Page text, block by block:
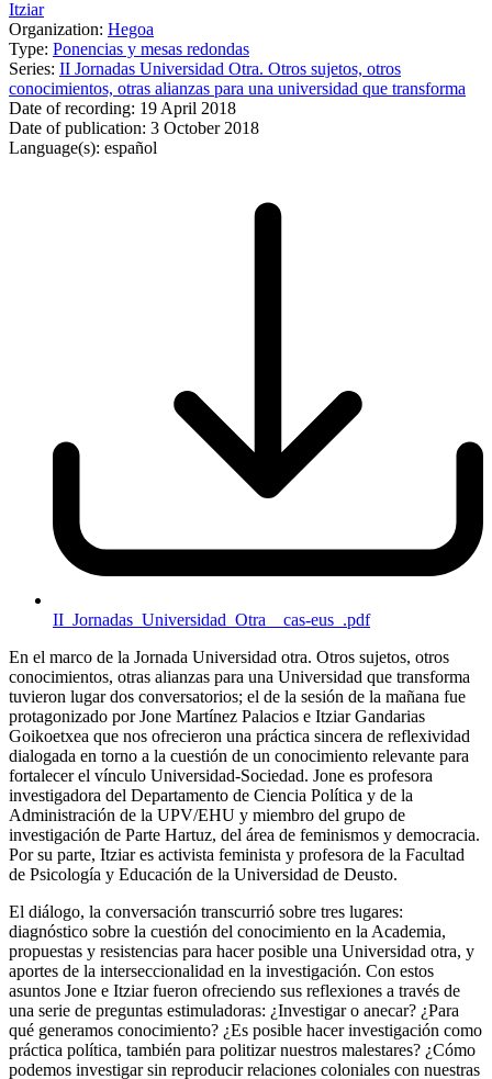
Itziar
Organization: Hegoa
Type: Ponencias y mesas redondas
Series: II Jornadas Universidad Otra. Otros sujetos, otros
conocimientos, otras alianzas para una universidad que transforma
Date of recording: 19 April 2018
Date of publication: 3 October 2018
Language(s): español
II_Jornadas_Universidad_Otra__cas-eus_.pdf
En el marco de la Jornada Universidad otra. Otros sujetos, otros
conocimientos, otras alianzas para una Universidad que transforma
tuvieron lugar dos conversatorios; el de la sesión de la mañana fue
protagonizado por Jone Martínez Palacios e Itziar Gandarias
Goikoetxea que nos ofrecieron una práctica sincera de reflexividad
dialogada en torno a la cuestión de un conocimiento relevante para
fortalecer el vínculo Universidad-Sociedad. Jone es profesora
investigadora del Departamento de Ciencia Política y de la
Administración de la UPV/EHU y miembro del grupo de
investigación de Parte Hartuz, del área de feminismos y democracia.
Por su parte, Itziar es activista feminista y profesora de la Facultad
de Psicología y Educación de la Universidad de Deusto.
El diálogo, la conversación transcurrió sobre tres lugares:
diagnóstico sobre la cuestión del conocimiento en la Academia,
propuestas y resistencias para hacer posible una Universidad otra, y
aportes de la interseccionalidad en la investigación. Con estos
asuntos Jone e Itziar fueron ofreciendo sus reflexiones a través de
una serie de preguntas estimuladoras: ¿Investigar o anecar? ¿Para
qué generamos conocimiento? ¿Es posible hacer investigación como
práctica política, también para politizar nuestros malestares? ¿Cómo
podemos investigar sin reproducir relaciones coloniales con nuestras